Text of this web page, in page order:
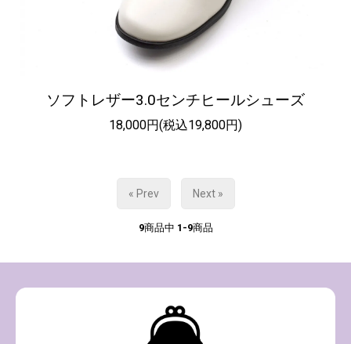
ソフトレザー3.0センチヒールシューズ
18,000円(税込19,800円)
« Prev Next »
9商品中 1-9商品